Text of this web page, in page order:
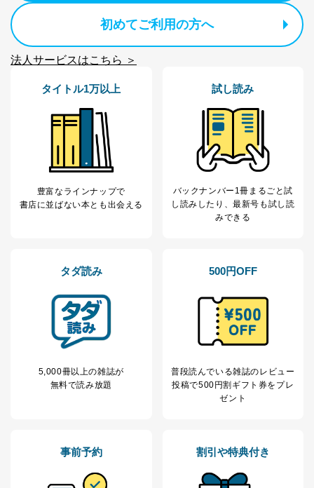
場合であって、本人の同意を得ることが困難であると
に特に必要がある場合であって、本人の同意を得るこ
国の機関もしくは地方公共団体またはその委託を受け
する必要がある場合であって、本人の同意を得ること
により当該事務の遂行に支障を及ぼすおそれがあると
き。
上記２．の利用目的を実施するために守秘義務を結ん
だ企業に、業務の一部として個人情報の取扱いを委
託・提供する場合、その業務に必要な範囲で委託・提
供先企業に個人情報を開示することがあります。
委託・提供先企業は具体的には以下のような企業です
告配信サービス会社
提供先：出版社、出版物発売元、卸売会社、販売
販売店などの梱包・配送・配達会社
４．開示対象個人情報の「開示」「訂正」等の請求につ
いて
当社は、本人から、開示対象個人情報について利用目的
の通知を求められた場合には、遅滞なくこれに応じま
す。ただし、以下①～④のいずれかに該当する場合は、
①利用目的を本人に通知し、又は公表することによって
害するおそれがある場合
初めてご利用の方へ
法人サービスはこちら ＞
タイトル1万以上
豊富なラインナップで
書店に並ばない本とも出会える
試し読み
バックナンバー1冊まるごと試
し読み したり、最新号も試し読
みできる
タダ読み
5,000冊以上の雑誌が
無料で読み放題
500円OFF
普段読んでいる雑誌のレビュー
投稿で500円割ギフト券をプレ
ゼント
事前予約 割引や特典付き